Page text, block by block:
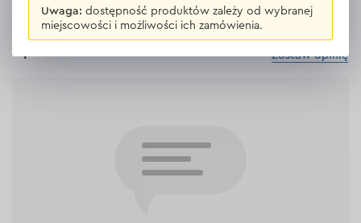
Zostaw opinię
Opinie
Uwaga: dostępność produktów zależy od wybranej
miejscowości i możliwości ich zamówienia.